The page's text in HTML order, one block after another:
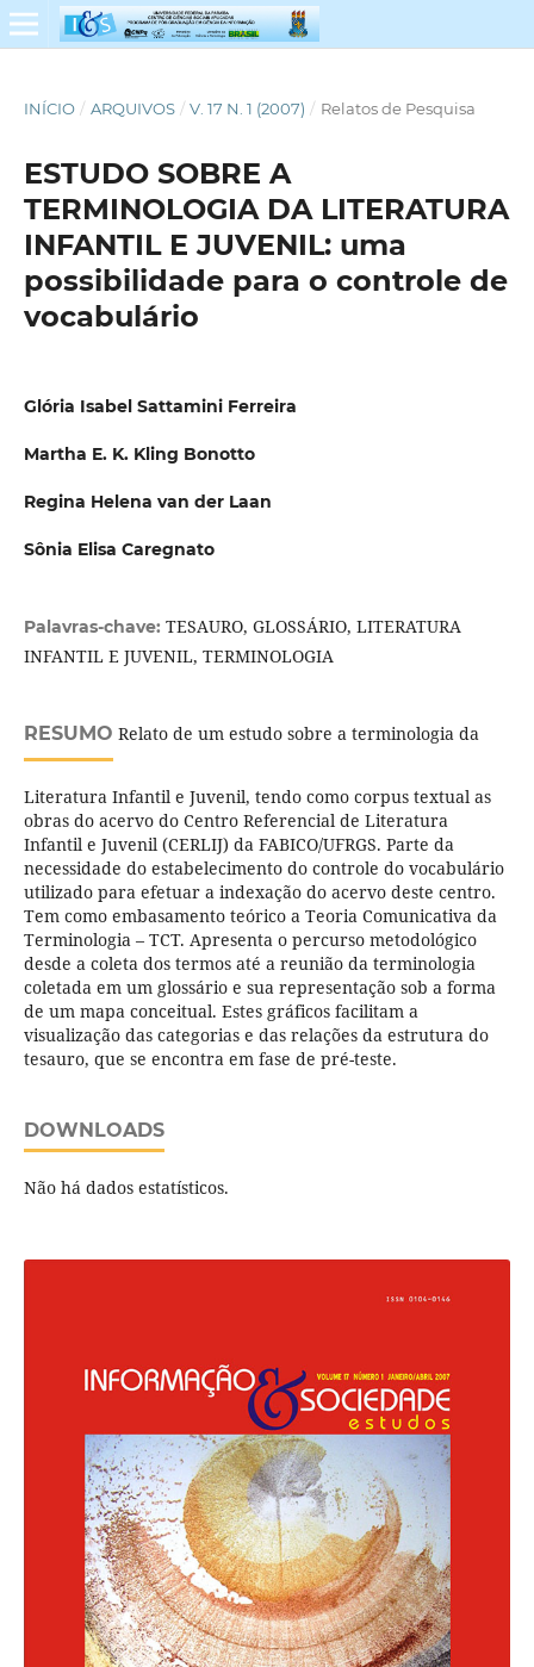
INÍCIO / ARQUIVOS / V. 17 N. 1 (2007) / Relatos de Pesquisa
ESTUDO SOBRE A
TERMINOLOGIA DA LITERATURA
INFANTIL E JUVENIL: uma
possibilidade para o controle de
vocabulário
Glória Isabel Sattamini Ferreira
Martha E. K. Kling Bonotto
Regina Helena van der Laan
Sônia Elisa Caregnato
Palavras-chave: TESAURO, GLOSSÁRIO, LITERATURA
INFANTIL E JUVENIL, TERMINOLOGIA
RESUMO Relato de um estudo sobre a terminologia da
Literatura Infantil e Juvenil, tendo como corpus textual as
obras do acervo do Centro Referencial de Literatura
Infantil e Juvenil (CERLIJ) da FABICO/UFRGS. Parte da
necessidade do estabelecimento do controle do vocabulário
utilizado para efetuar a indexação do acervo deste centro.
Tem como embasamento teórico a Teoria Comunicativa da
Terminologia – TCT. Apresenta o percurso metodológico
desde a coleta dos termos até a reunião da terminologia
coletada em um glossário e sua representação sob a forma
de um mapa conceitual. Estes gráficos facilitam a
visualização das categorias e das relações da estrutura do
tesauro, que se encontra em fase de pré-teste.
DOWNLOADS
Não há dados estatísticos.